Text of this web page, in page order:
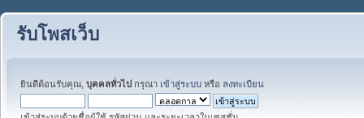
รับโพสเว็บ
ยินดีต้อนรับคุณ, บุคคลทั่วไป กรุณา เข้าสู่ระบบ หรือ ลงทะเบียน